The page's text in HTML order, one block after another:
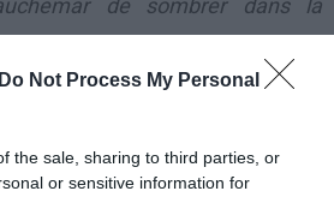
Do Not Process My Personal
the sale, sharing to third parties, or
or sensitive information for
Parti démocrate, la prolongation
Leur permis de séjour est